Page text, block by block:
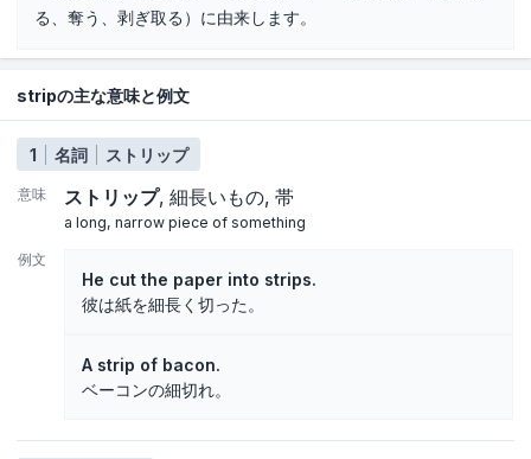
る、奪う、剥ぎ取る）に由来します。
stripの主な意味と例文
1 名詞 ストリップ
意味 ストリップ 細長いもの 帯
a long, narrow piece of something
例文
He cut the paper into strips.
彼は紙を細長く切った。
A strip of bacon.
ベーコンの細切れ。